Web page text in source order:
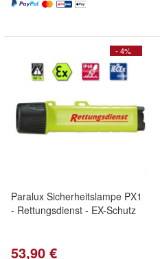
- 4%
Paralux Sicherheitslampe PX1
- Rettungsdienst - EX-Schutz
53,90 €